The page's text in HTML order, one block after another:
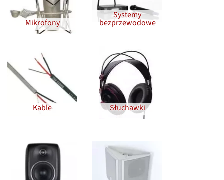
Mikrofony
Systemy
bezprzewodowe
Kable Słuchawki